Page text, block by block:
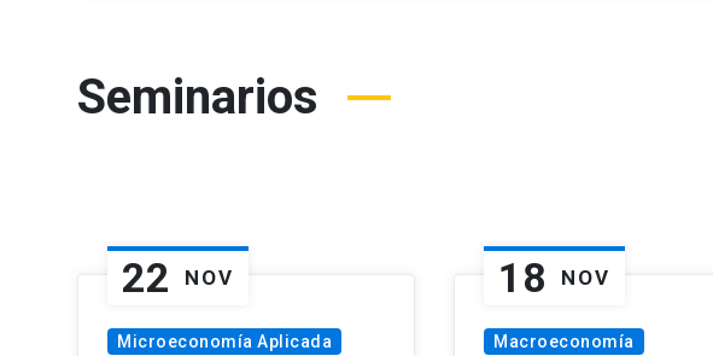
Seminarios
22 NOV
Microeconomía Aplicada
18 NOV
Macroeconomía